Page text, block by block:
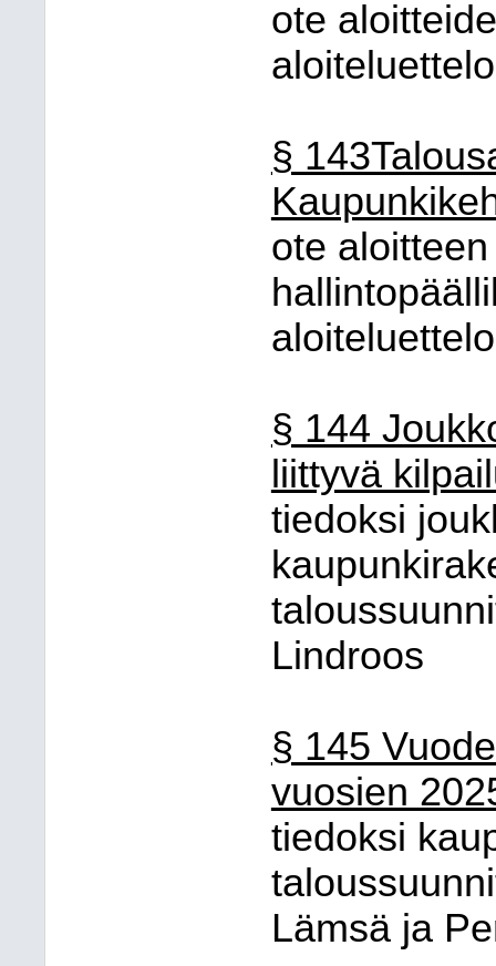
ote
§
ote
§ 144
liittyvä
tiedoksi
Lindroos
§ 145
vuosien
tiedoksi
Lämsä ja